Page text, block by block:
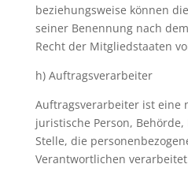
beziehungsweise können
seiner Benennung nach
Recht der Mitgliedstaaten
h) Auftragsverarbeiter
Auftragsverarbeiter ist eine
juristische Person,
Stelle, die
Verantwortlichen